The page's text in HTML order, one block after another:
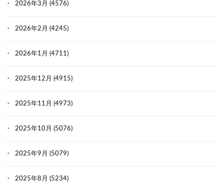
71:時代を越える名無しザウルス 2023/04/27(木) 22:49:59.80
ID:m7ZPZhbA0
チャイナリスクだねえ
76:時代を越える名無しザウルス 2023/04/27(木) 22:58:47.90
ID:HHw85NSk0
ダイソーでまた春の文具セール始まりそう・・・
77:時代を越える名無しザウルス 2023/04/27(木) 23:02:21.09
ID:rTlvJj5E0
2026年3月 (4576)
2026年2月 (4245)
2026年1月 (4711)
2025年12月 (4915)
2025年11月 (4973)
2025年10月 (5076)
2025年9月 (5079)
2025年8月 (5234)